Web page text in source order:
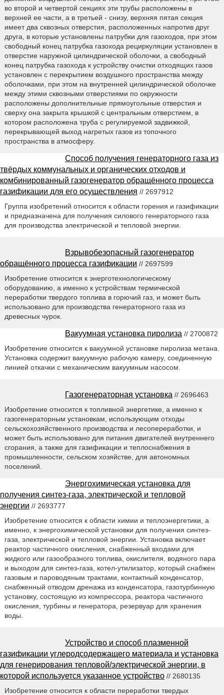
во второй и четвертой секциях эти трубы расположены в
верхней ее части, а в третьей - снизу, верхняя пятая секция
имеет два сквозных отверстия, расположенных напротив друг
друга, в которые установлены патрубки для газоходов, при этом
свободный конец патрубка газохода рециркуляции установлен в
отверстие наружной цилиндрической оболочки, а свободный
конец патрубка газохода к устройству очистки отходящих газов
установлен с перекрытием воздушного пространства между
оболочками, при этом на внутренней цилиндрической оболочке
между этими сквозными отверстиями по окружности
расположены дополнительные прямоугольные отверстия и
сверху она закрыта крышкой с центральным отверстием, в
котором расположена труба с регулируемой задвижкой,
перекрывающей выход нагретых газов из топочного
пространства в атмосферу.
Способ получения генераторного газа из
твёрдых коммунальных и органических отходов и
комбинированный газогенератор обращённого процесса
газификации для его осуществления // 2697912
Группа изобретений относится к области горения и газификации
и предназначена для получения силового генераторного газа
для производства электрической и тепловой энергии.
Взрывобезопасный газогенератор
обращённого процесса газификации // 2697599
Изобретение относится к энерготехнологическому
оборудованию, а именно к устройствам термической
переработки твердого топлива в горючий газ, и может быть
использовано для производства генераторного газа из
древесных чурок.
Вакуумная установка пиролиза // 2700872
Изобретение относится к вакуумной установке пиролиза метана.
Установка содержит вакуумную рабочую камеру, соединенную
линией откачки с механическим вакуумным насосом.
Газогенераторная установка // 2696463
Изобретение относится к топливной энергетике, а именно к
газогенераторным установкам, использующим отходы
сельскохозяйственного производства и лесопереработки, и
может быть использовано для питания двигателей внутреннего
сгорания, а также для газификации и теплоснабжения в
промышленности, сельском хозяйстве, для автономных
поселений.
Энергохимическая установка для
получения синтез-газа, электрической и тепловой
энергии // 2693777
Изобретение относится к области химии и теплоэнергетики, а
именно, к энергохимической установки для получения синтез-
газа, электрической и тепловой энергии. Установка включает
реактор частичного окисления, снабженный входами для
жидкого или газообразного топлива, окислителя, водяного пара
и выходом для синтез-газа, котел-утилизатор, который снабжен
газовым и пароводяным трактами, контактный конденсатор,
снабженный отводом дренажа из конденсатора, газотурбинную
установку, состоящую из компрессора, реактора частичного
окисления, турбины и генератора, резервуар для хранения
воды.
Устройство и способ плазменной
газификации углеродсодержащего материала и установка
для генерирования тепловой/электрической энергии, в
которой используется указанное устройство // 2680135
Изобретение относится к области переработки твердых